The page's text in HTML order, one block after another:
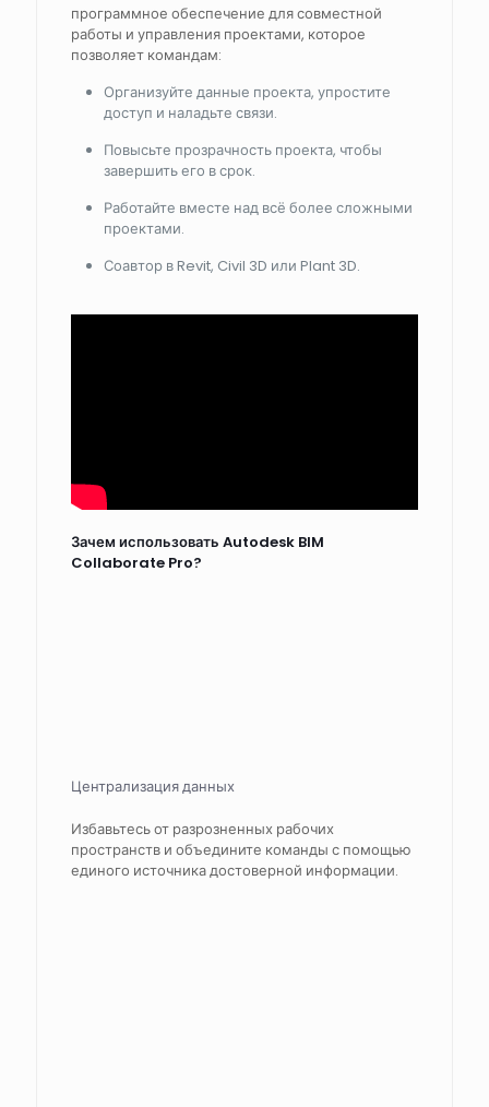
программное обеспечение для совместной
работы и управления проектами, которое
позволяет командам:
Организуйте данные проекта, упростите
доступ и наладьте связи.
Повысьте прозрачность проекта, чтобы
завершить его в срок.
Работайте вместе над всё более сложными
проектами.
Соавтор в Revit, Civil 3D или Plant 3D.
Зачем использовать Autodesk BIM
Collaborate Pro?
Централизация данных
Избавьтесь от разрозненных рабочих
пространств и объедините команды с помощью
единого источника достоверной информации.